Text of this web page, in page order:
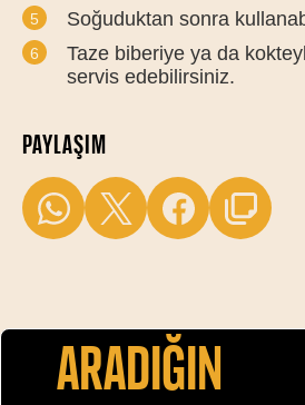
Soğuduktan sonra
Taze biberiye ya da
servis edebilirsiniz.
PAYLAŞIM
Aradiğin